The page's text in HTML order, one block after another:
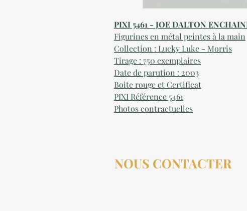
PIXI 5461 - JOE DALTON
Figurines en métal peintes à la main
Collection : Lucky Luke - Morris
Tirage : 750 exemplaires
Date de parution : 2003
Boite rouge et Certificat
PIXI Référence 5461
Photos contractuelles
NOUS CONTACTER